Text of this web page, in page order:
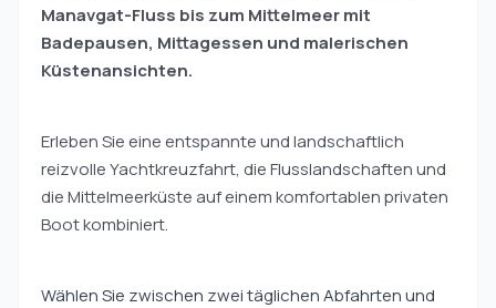
Manavgat-Fluss bis zum Mittelmeer mit
Badepausen, Mittagessen und malerischen
Küstenansichten.
Erleben Sie eine entspannte und landschaftlich
reizvolle Yachtkreuzfahrt, die Flusslandschaften und
die Mittelmeerküste auf einem komfortablen privaten
Boot kombiniert.
Wählen Sie zwischen zwei täglichen Abfahrten und